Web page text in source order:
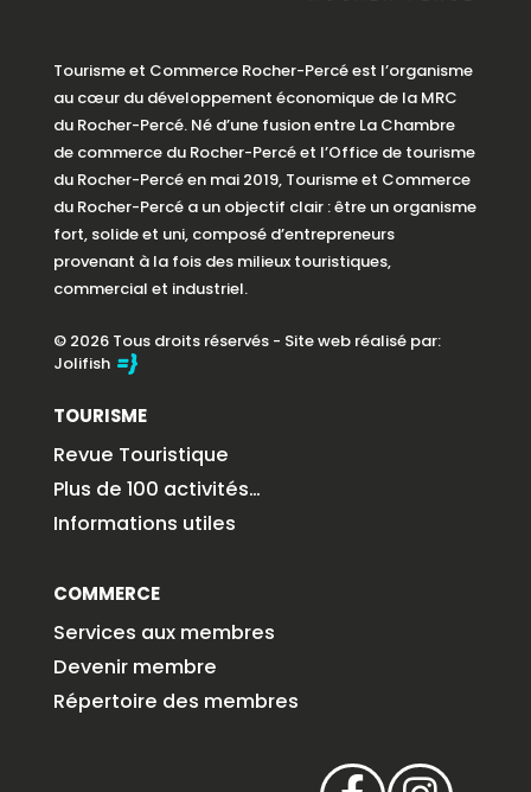
Tourisme et Commerce Rocher-Percé est l’organisme
au cœur du développement économique de la MRC
du Rocher-Percé. Né d’une fusion entre La Chambre
de commerce du Rocher-Percé et l’Office de tourisme
du Rocher-Percé en mai 2019, Tourisme et Commerce
du Rocher-Percé a un objectif clair : être un organisme
fort, solide et uni, composé d’entrepreneurs
provenant à la fois des milieux touristiques,
commercial et industriel.
© 2026 Tous droits réservés - Site web réalisé par:
Jolifish
TOURISME
Revue Touristique
Plus de 100 activités…
Informations utiles
COMMERCE
Services aux membres
Devenir membre
Répertoire des membres